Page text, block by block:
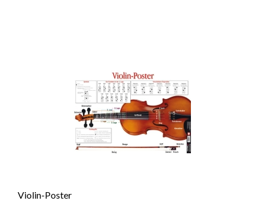
Violin-Poster